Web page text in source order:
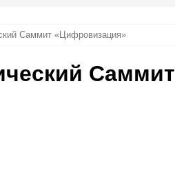
Саммит «Цифровизация»
Саммит